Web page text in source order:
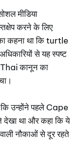
मीडिया
करने के लिए
कहना था कि turtle
से यह स्पष्ट
Thai कानून का
उन्होंने पहले Cape
था और कहा कि ये
नौकाओं से दूर रहते